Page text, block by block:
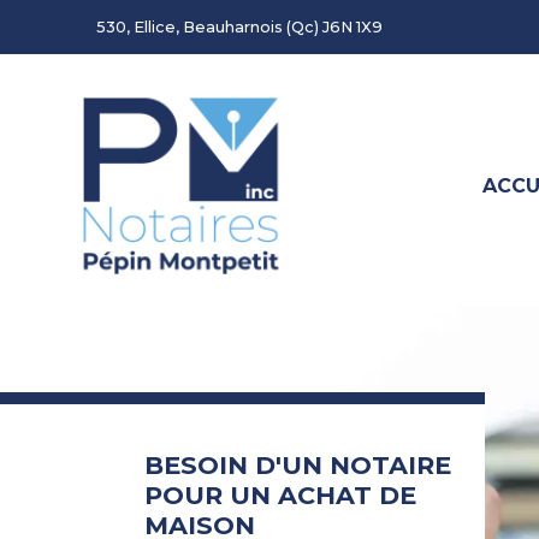
530, Ellice, Beauharnois (Qc) J6N 1X9
BESOIN D'UN NOTAIRE
POUR UN ACHAT DE
MAISON